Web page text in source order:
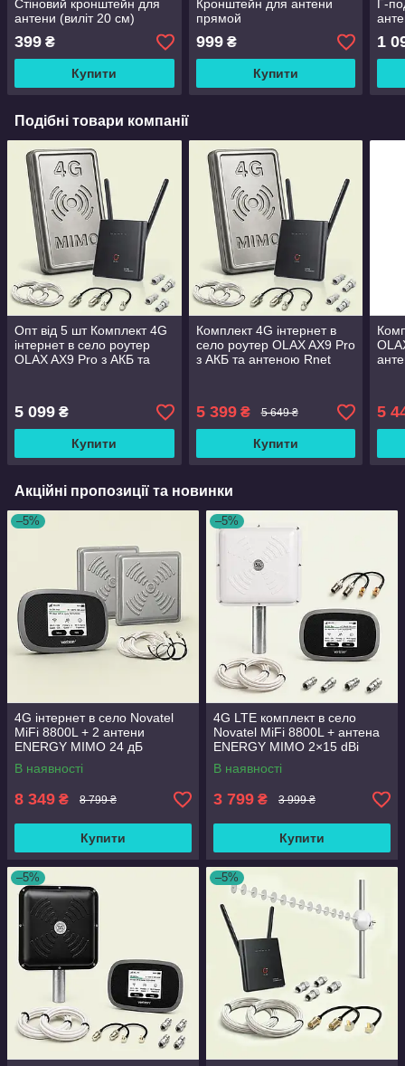
Стіновий кронштейн для
антени (виліт 20 см)
399 ₴
Купити
Кронштейн для антени
прямой
999₴
Купити
Г-
1
Подібні товари компанії
Опт від 5 шт Комплект 4G
інтернет в село роутер
OLAX AX9 Pro з АКБ та
5 099 ₴
Купити
Комплект 4G інтернет в
село роутер OLAX AX9 Pro
з АКБ та антеною Rnet
5 399₴ 5 649 ₴
Купити
5
Акційні пропозиції та новинки
–5%
4G інтернет в село Novatel
MiFi 8800L + 2 антени
ENERGY MIMO 24 дБ
В наявності
8 349 ₴ 8 799 ₴
Купити
–5%
4G LTE комплект в село
Novatel MiFi 8800L + антена
ENERGY MIMO 2×15 dBi
(БІЛА)+ кабель і перехідники
В наявності
3 799 ₴ 3 999 ₴
Купити
–5% –5%